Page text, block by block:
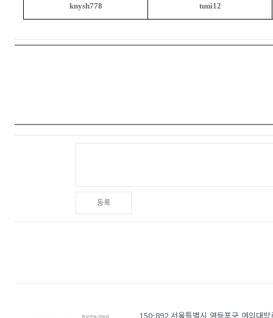
knysh778 tuni12
등록
150-892 서울특별시 영등포구 여의대